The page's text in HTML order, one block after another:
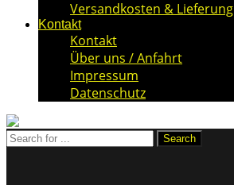
Versandkosten & Lieferung
Kontakt
Kontakt
Über uns / Anfahrt
Impressum
Datenschutz